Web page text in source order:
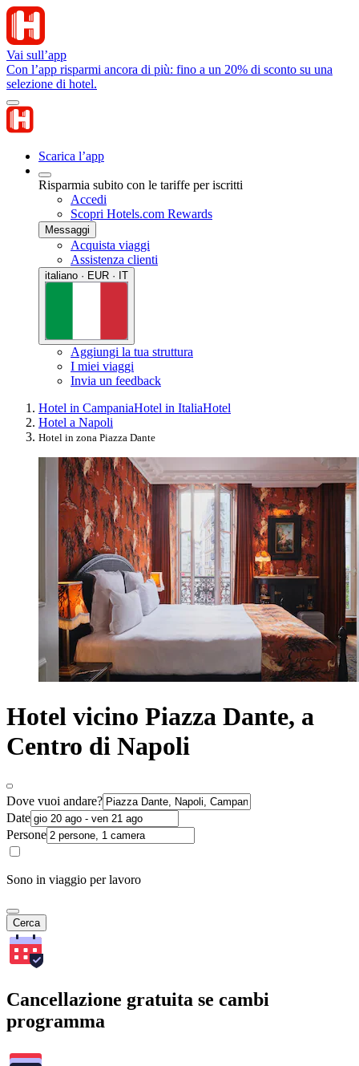
Vai sull’app
Con l’app risparmi ancora di più: fino a un 20% di sconto su una
selezione di hotel.
Scarica l’app
Risparmia subito con le tariffe per iscritti
Accedi
Scopri Hotels.com Rewards
Messaggi
Acquista viaggi
Assistenza clienti
italiano · EUR · IT
Aggiungi la tua struttura
I miei viaggi
Invia un feedback
Hotel in CampaniaHotel in ItaliaHotel
Hotel a Napoli
Hotel in zona Piazza Dante
Hotel vicino Piazza Dante, a
Centro di Napoli
Dove vuoi andare?
Date
Persone
Sono in viaggio per lavoro
Cerca
Cancellazione gratuita se cambi
programma